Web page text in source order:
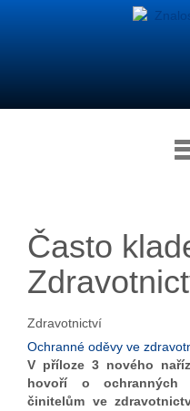
Často
Zdravotnictví
Ochranné oděvy ve
V příloze 3 nového
hovoří o ochranných
činitelům ve